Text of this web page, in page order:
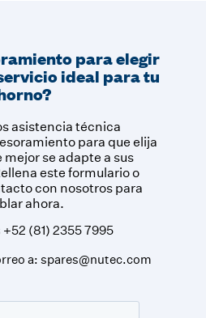
para elegir
ideal para tu
asistencia técnica
para que elija
mejor se adapte a sus
este formulario o
con nosotros para
ahora.
+52 (81) 2355 7995
a:spares@nutec.com